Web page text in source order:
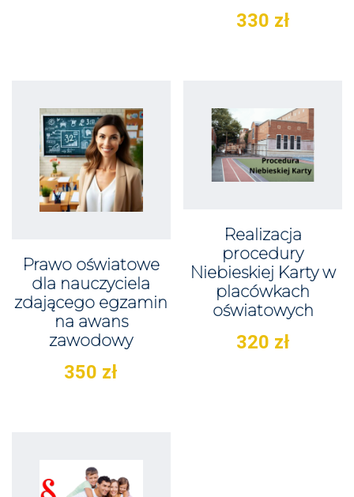
330 zł
Prawo oświatowe
dla nauczyciela
zdającego egzamin
na awans
zawodowy
350 zł
Realizacja
procedury
Niebieskiej Karty w
placówkach
oświatowych
320 zł